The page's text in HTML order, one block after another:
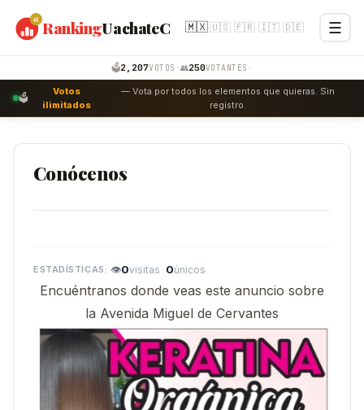
#1 RankingUachateC 🇲🇽🇺🇸 🇫🇷 🇮🇹 🇩🇪 ☰
Emprende
Negocio
Productos
English
🗳️2,207VOTOS ·👥250VOTANTES ·
🗳️
Votos
ilimitados
— Vota por todos los elementos que quieras. Sin
registro.
Conócenos
👁0visitas · 0únicos
Encuéntranos donde veas este anuncio sobre
la Avenida Miguel de Cervantes